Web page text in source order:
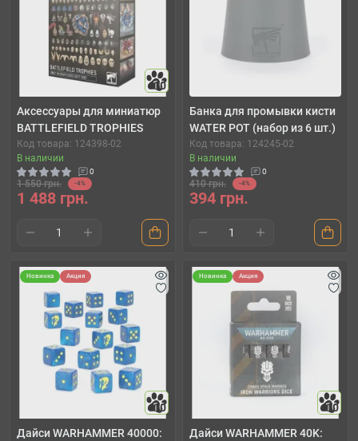
10
Аксессуары для миниатюр
BATTLEFIELD TROPHIES
Код товара: 124398-02
В наличии
0
1 550 грн. -4%
1 488 грн.
Банка для промывки кисти
WATER POT (набор из 6 шт.)
Код товара: 124245-02
В наличии
0
410 грн. -4%
394 грн.
Новинка Акция
10
Дайси WARHAMMER 40000:
Новинка Акция
10
Дайси WARHAMMER 40K: